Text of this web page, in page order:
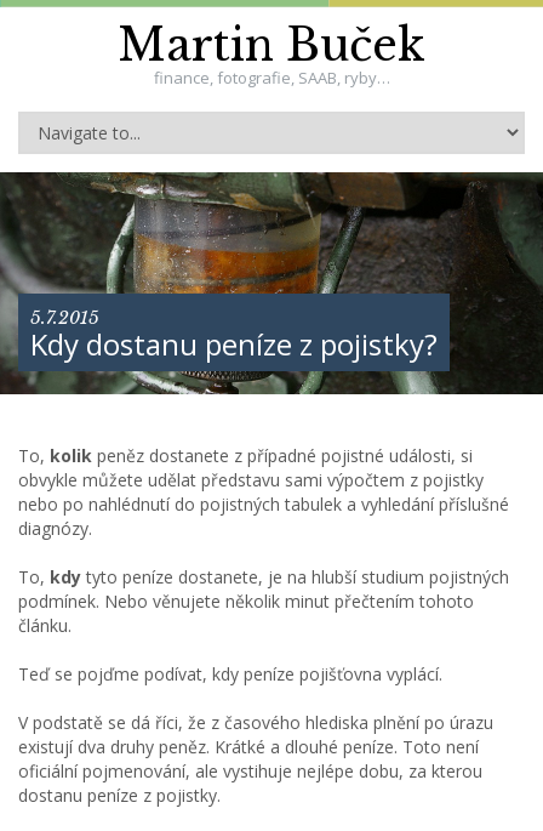
Martin Buček
finance, fotografie, SAAB, ryby…
5.7.2015
Kdy dostanu peníze z pojistky?
To, kolik peněz dostanete z případné pojistné události, si
obvykle můžete udělat představu sami výpočtem z pojistky
nebo po nahlédnutí do pojistných tabulek a vyhledání příslušné
diagnózy.
To, kdytyto peníze dostanete, je na hlubší studium pojistných
podmínek. Nebo věnujete několik minut přečtením tohoto
článku.
Teď se pojďme podívat, kdy peníze pojišťovna vyplácí.
V podstatě se dá říci, že z časového hlediska plnění po úrazu
existují dva druhy peněz. Krátké a dlouhé peníze. Toto není
oficiální pojmenování, ale vystihuje nejlépe dobu, za kterou
dostanu peníze z pojistky.